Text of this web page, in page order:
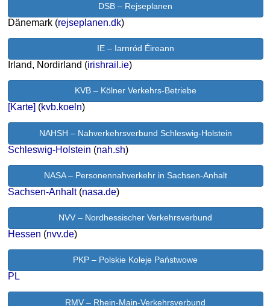
DSB – Rejseplanen
Dänemark (rejseplanen.dk)
IE – Iarnród Éireann
Irland, Nordirland (irishrail.ie)
KVB – Kölner Verkehrs-Betriebe
[Karte] (kvb.koeln)
NAHSH – Nahverkehrsverbund Schleswig-Holstein
Schleswig-Holstein (nah.sh)
NASA – Personennahverkehr in Sachsen-Anhalt
Sachsen-Anhalt(nasa.de)
NVV – Nordhessischer Verkehrsverbund
Hessen (nvv.de)
PKP – Polskie Koleje Państwowe
PL
RMV – Rhein-Main-Verkehrsverbund